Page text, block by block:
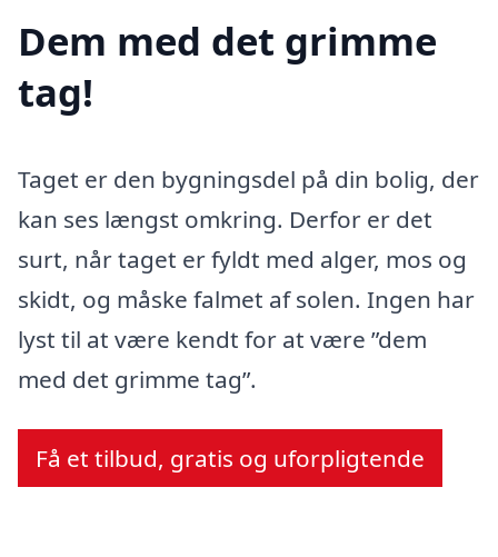
Dem med det grimme
tag!
Taget er den bygningsdel på din bolig, der
kan ses længst omkring. Derfor er det
surt, når taget er fyldt med alger, mos og
skidt, og måske falmet af solen. Ingen har
lyst til at være kendt for at være ”dem
med det grimme tag”.
Få et tilbud, gratis og uforpligtende